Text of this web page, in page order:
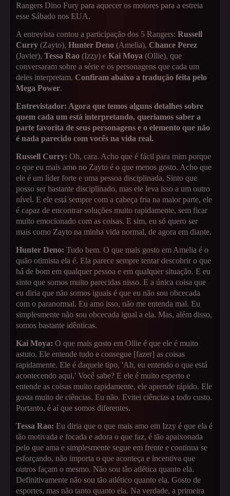
Rangers Dino Fury para aquecer os motores para a estreia
esse Sábado nos EUA.
A entrevista contou a participação dos 5 Rangers: Russell
Curry (Zayto), Hunter Deno (Amelia), Chance Perez
(Javier), Tessa Rao (Izzy) e Kai Moya (Ollie), que
conversaram sobre a série e os personagens que cada um
deles interpretam. Confiram abaixo a tradução feita pelo
Mega Power.
Entrevistador: Agora que temos alguns detalhes sobre
quem cada um está interpretando, queríamos saber a
parte favorita de seus personagens e o elemento que não
é nada parecido com vocês na vida real.
Russell Curry: Oh, cara. Acho que é fácil para mim porque
o que eu mais amo no Zayto é o que menos gosto. Acho que
ele é um líder forte e uma pessoa disciplinada. Sinto que
posso ser bastante disciplinado, mas ele leva isso a um outro
nível. E ele está sempre com a cabeça fria na maior parte, ele
é capaz de encontrar soluções muito rapidamente, sem ficar
muito emocionado com as coisas. E sim, eu só quero ser
mais como Zayto na minha vida normal, de agora em diante.
Hunter Deno: Tudo bem. O que mais gosto em Amelia é o
quão otimista ela é. Ela parece sempre tentar descobrir o que
há de bom em qualquer pessoa e em qualquer situação. E eu
sinto que somos muito parecidas nisso. E a única coisa que
eu diria que não somos iguais é que eu não sou obcecada
com o paranormal. Eu amo isso, não me entenda mal. Eu
simplesmente não sou obcecada igual a ela. Mas, além disso,
somos bastante idênticas.
Kai Moya: O que mais gosto em Ollie é que ele é muito
astuto. Ele entende tudo e consegue [fazer] as coisas
rapidamente. Ele é daquele tipo, 'Ah, eu entendo o que está
acontecendo aqui.' Você sabe? E ele é muito esperto e
entende as coisas muito rapidamente, ele aprende rápido. Ele
gosta muito de ciências. Eu não. Evitei ciências a todo custo.
Portanto, é aí que somos diferentes.
Tessa Rao: Eu diria que o que mais amo em Izzy é que ela é
tão motivada e focada e adora o que faz, é tão apaixonada
pelo que ama e simplesmente segue em frente e continua se
esforçando, não importa o que aconteça e incentiva que
outros façam o mesmo. Não sou tão atlética quanto ela.
Definitivamente não sou tão atlético quanto ela. Gosto de
esportes, mas não tanto quanto ela. Na verdade, a primeira